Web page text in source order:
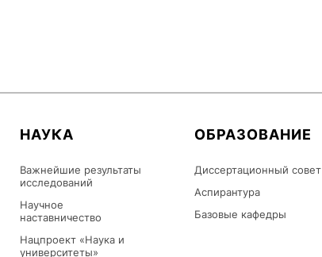
НАУКА
Важнейшие результаты
исследований
Научное
наставничество
Нацпроект «Наука и
университеты»
ОБРАЗОВАНИЕ
Диссертационный совет
Аспирантура
Базовые кафедры